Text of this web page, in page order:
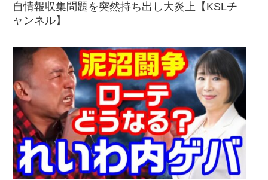
自情報収集問題を突然持ち出し大炎上【KSLチ
ャンネル】